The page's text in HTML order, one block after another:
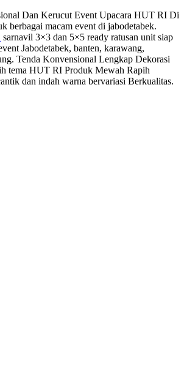
Dan Kerucut Event Upacara HUT RI Di
berbagai macam event di jabodetabek.
sarnavil 3×3 dan 5×5 ready ratusan unit siap
Jabodetabek, banten, karawang,
Tenda Konvensional Lengkap Dekorasi
tema HUT RI Produk Mewah Rapih
dan indah warna bervariasi Berkualitas.